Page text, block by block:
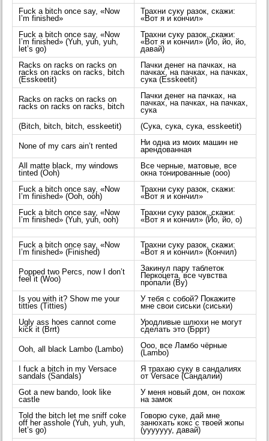
Fuck a bitch once say, «Now
I’m finished»
Трахни суку разок, скажи:
«Вот я и кончил»
Fuck a bitch once say, «Now
I’m finished» (Yuh, yuh, yuh,
let’s go)
Трахни суку разок, скажи:
«Вот я и кончил» (Йо, йо, йо,
давай)
Racks on racks on racks on
racks on racks on racks, bitch
(Esskeetit)
Пачки денег на пачках, на
пачках, на пачках, на пачках,
сука (Esskeetit)
Racks on racks on racks on
racks on racks on racks, bitch
Пачки денег на пачках, на
пачках, на пачках, на пачках,
сука
(Bitch, bitch, bitch, esskeetit)
(Сука, сука, сука, esskeetit)
None of my cars ain’t rented
Ни одна из моих машин не
арендованная
All matte black, my windows
tinted (Ooh)
Все черные, матовые, все
окна тонированные (ооо)
Fuck a bitch once say, «Now
I’m finished» (Ooh, ooh)
Трахни суку разок, скажи:
«Вот я и кончил»
Fuck a bitch once say, «Now
I’m finished» (Yuh, yuh, ooh)
Трахни суку разок, скажи:
«Вот я и кончил» (Йо, йо, о)
Fuck a bitch once say, «Now
I’m finished» (Finished)
Трахни суку разок, скажи:
«Вот я и кончил» (Кончил)
Popped two Percs, now I don’t
feel it (Woo)
Закинул пару таблеток
Перкоцета, все чувства
пропали (Ву)
Is you with it? Show me your
titties (Titties)
У тебя с собой? Покажите
мне свои сиськи (сиськи)
Ugly ass hoes cannot come
kick it (Brrt)
Уродливые шлюхи не могут
сделать это (Бррт)
Ooh, all black Lambo (Lambo)
Ооо, все Ламбо чёрные
(Lambo)
I fuck a bitch in my Versace
sandals (Sandals)
Я трахаю суку в сандалиях
от Versace (Сандалии)
Got a new bando, look like
castle
У меня новый дом, он похож
на замок
Told the bitch let me sniff coke
off her asshole (Yuh, yuh, yuh,
let’s go)
Говорю суке, дай мне
занюхать кокс с твоей жопы
(ууууууу, давай)